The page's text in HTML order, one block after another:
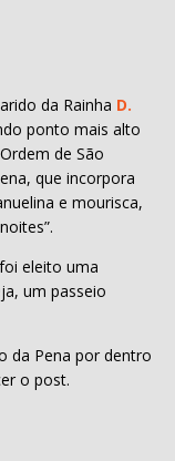
da Rainha D.
ponto mais alto
de São
que incorpora
e mourisca,
eleito uma
um passeio
da Pena por dentro
o post.